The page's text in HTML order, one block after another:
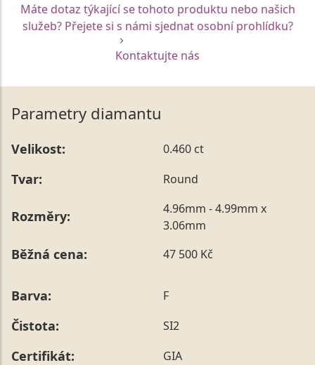
Máte dotaz týkající se tohoto produktu nebo našich
služeb? Přejete si s námi sjednat osobní prohlídku?
Kontaktujte nás
Parametry diamantu
Velikost: 0.460 ct
Tvar: Round
Rozměry:
4.96mm - 4.99mm x
3.06mm
Běžná cena: 47 500 Kč
Barva: F
Čistota: SI2
Certifikát: GIA